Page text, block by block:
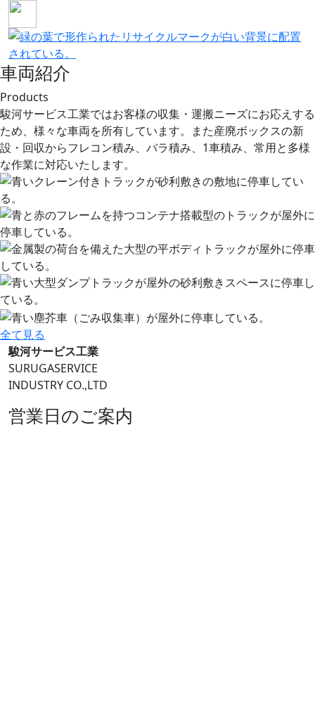
⾞両紹介
Products
駿河サービス工業ではお客様の収集・運搬ニーズにお応えする
ため、様々な車両を所有しています。また産廃ボックスの新
設・回収からフレコン積み、バラ積み、1車積み、常用と多様
な作業に対応いたします。
全て見る
駿河サービス工業
SURUGASERVICE
INDUSTRY CO.,LTD
営業日のご案内